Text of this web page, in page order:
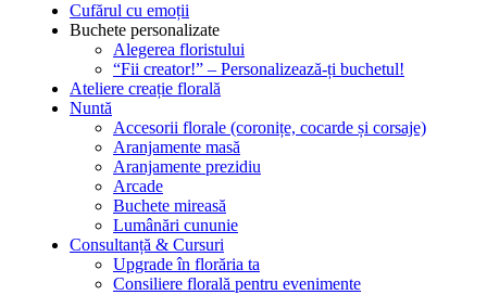
Cufărul cu emoții
Buchete personalizate
Alegerea floristului
“Fii creator!” – Personalizează-ți buchetul!
Ateliere creație florală
Nuntă
Accesorii florale (coronițe, cocarde și corsaje)
Aranjamente masă
Aranjamente prezidiu
Arcade
Buchete mireasă
Lumânări cununie
Consultanță & Cursuri
Upgrade în florăria ta
Consiliere florală pentru evenimente